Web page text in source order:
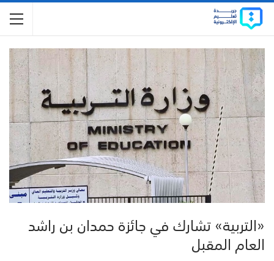
«التربية» تشارك في جائزة حمدان بن راشد
العام المقبل